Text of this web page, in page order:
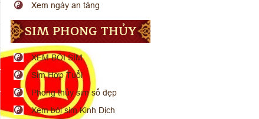
Xem ngày an táng
SIM PHONG THỦY
XEM BÓI SIM
Sim Hợp Tuổi
Phong thủy sim số đẹp
Xem bói sim Kinh Dịch